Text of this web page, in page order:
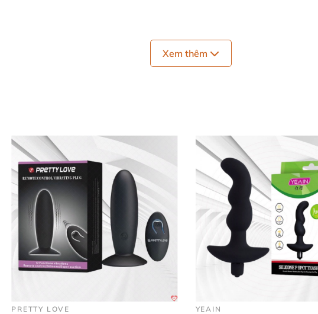
Dụng cụ kích thích hậu môn mô phỏng hình đốt tre
được cấu tạo từ chất liệu nhựa PVC
, khi dùng dụng cụ kích thích lên tuyến tiền liệt bên trong hậu
Xem thêm
PRETTY LOVE YEAIN